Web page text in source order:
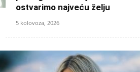
ostvarimo najveću želju
5 kolovoza, 2026